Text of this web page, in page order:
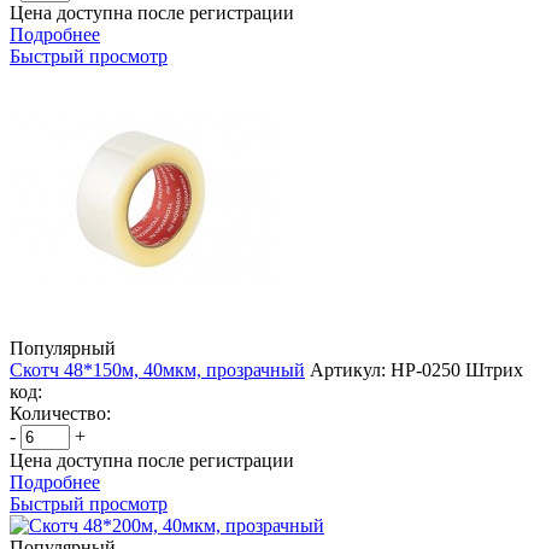
Цена доступна после регистрации
Подробнее
Быстрый просмотр
Популярный
Скотч 48*150м, 40мкм, прозрачный Артикул: НР-0250 Штрих
код:
Количество:
-
+
Цена доступна после регистрации
Подробнее
Быстрый просмотр